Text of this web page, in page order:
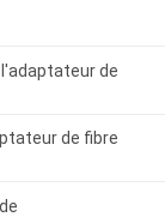
l'adaptateur de
de fibre